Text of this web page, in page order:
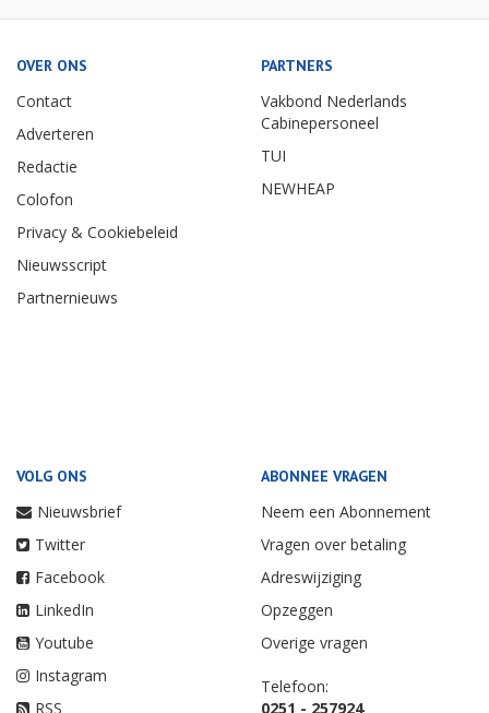
OVER ONS
Contact
Adverteren
Redactie
Colofon
Privacy & Cookiebeleid
Nieuwsscript
Partnernieuws
PARTNERS
Vakbond Nederlands
Cabinepersoneel
TUI
NEWHEAP
VOLG ONS
Nieuwsbrief
Twitter
Facebook
LinkedIn
Youtube
Instagram
RSS
ABONNEE VRAGEN
Neem een Abonnement
Vragen over betaling
Adreswijziging
Opzeggen
Overige vragen
Telefoon:
0251 - 257924